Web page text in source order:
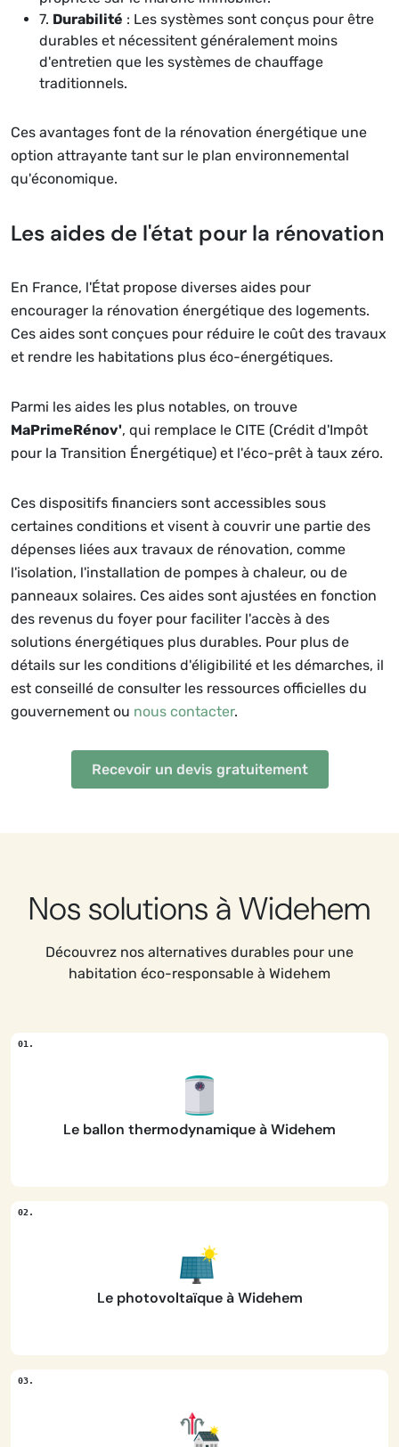
7. Durabilité : Les systèmes sont conçus pour être
durables et nécessitent généralement moins
d'entretien que les systèmes de chauffage
traditionnels.
Ces avantages font de la rénovation énergétique une
option attrayante tant sur le plan environnemental
qu'économique.
Les aides de l'état pour la rénovation
En France, l'État propose diverses aides pour
encourager la rénovation énergétique des logements.
Ces aides sont conçues pour réduire le coût des travaux
et rendre les habitations plus éco-énergétiques.
Parmi les aides les plus notables, on trouve
MaPrimeRénov', qui remplace le CITE (Crédit d'Impôt
pour la Transition Énergétique) et l'éco-prêt à taux zéro.
Ces dispositifs financiers sont accessibles sous
certaines conditions et visent à couvrir une partie des
dépenses liées aux travaux de rénovation, comme
l'isolation, l'installation de pompes à chaleur, ou de
panneaux solaires. Ces aides sont ajustées en fonction
des revenus du foyer pour faciliter l'accès à des
solutions énergétiques plus durables. Pour plus de
détails sur les conditions d'éligibilité et les démarches, il
est conseillé de consulter les ressources officielles du
gouvernement ou nous contacter.
Recevoir un devis gratuitement
Nos solutions à Widehem
Découvrez nos alternatives durables pour une
habitation éco-responsable à Widehem
Le ballon thermodynamique à Widehem
Le photovoltaïque à Widehem